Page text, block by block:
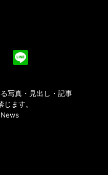
写真・見出し・記事
ます。